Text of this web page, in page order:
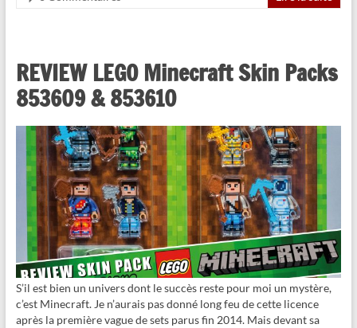
REVIEW LEGO Minecraft Skin Packs
853609 & 853610
S’il est bien un univers dont le succès reste pour moi un mystère,
c’est Minecraft. Je n’aurais pas donné long feu de cette licence
après la première vague de sets parus fin 2014. Mais devant sa